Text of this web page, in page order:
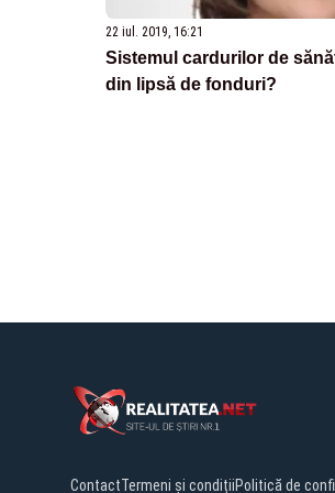
22 iul. 2019, 16:21
Sistemul cardurilor de
din lipsă de fonduri?
ContactTermeni și condițiiPolitică de